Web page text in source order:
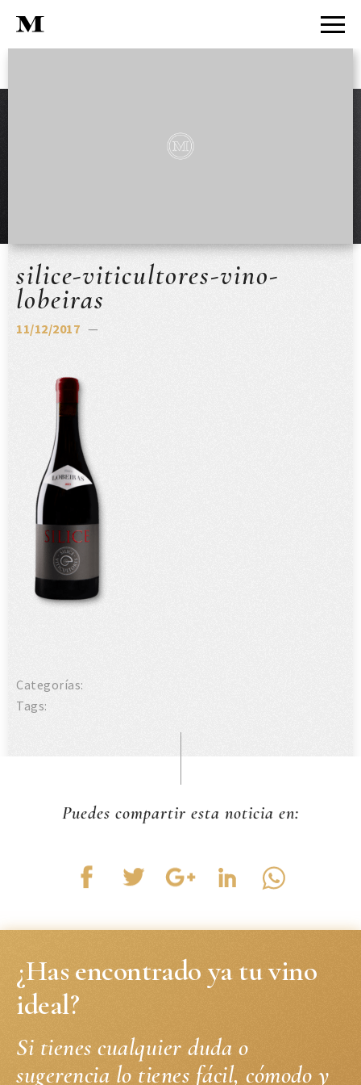
silice-viticultores-vino-
lobeiras
11/12/2017
Categorías:
Tags:
Puedes compartir esta noticia en:
¿Has encontrado ya tu vino
ideal?
Si tienes cualquier duda o
sugerencia lo tienes fácil, cómodo y